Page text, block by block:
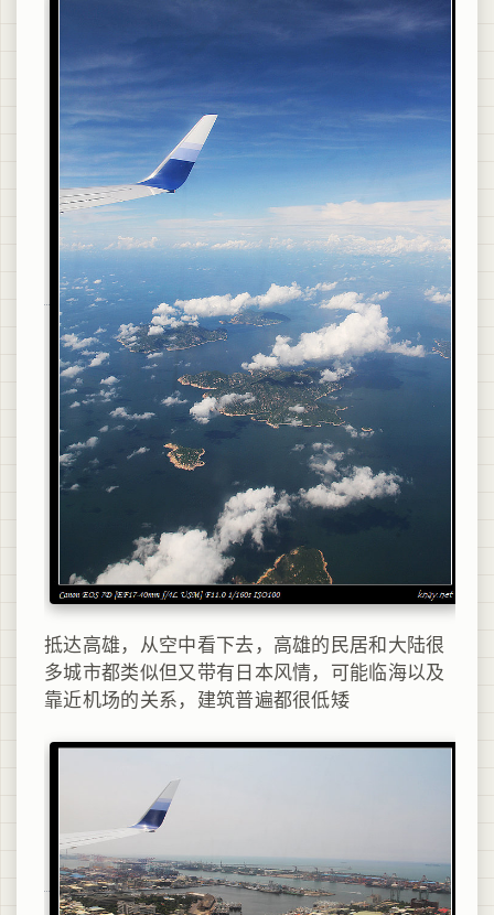
抵达高雄，从空中看下去，高雄的民居和大陆很
多城市都类似但又带有日本风情，可能临海以及
靠近机场的关系，建筑普遍都很低矮